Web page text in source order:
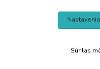
Nastavenia
Súhlas